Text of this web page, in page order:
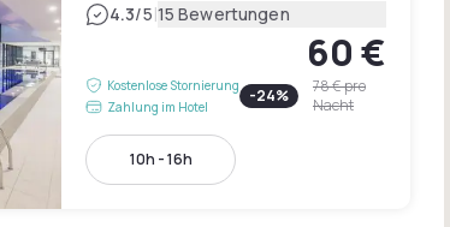
4.3/5|15 Bewertungen
Kostenlose Stornierung
Zahlung im Hotel
60 €
-24% 78 €pro
Nacht
10h - 16h